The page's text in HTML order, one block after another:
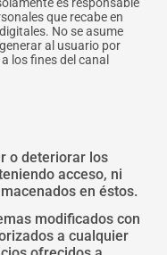
que recabe en
No se asume
al usuario por
los fines del canal
o deteriorar los
acceso, ni
en éstos.
modificados con
a cualquier